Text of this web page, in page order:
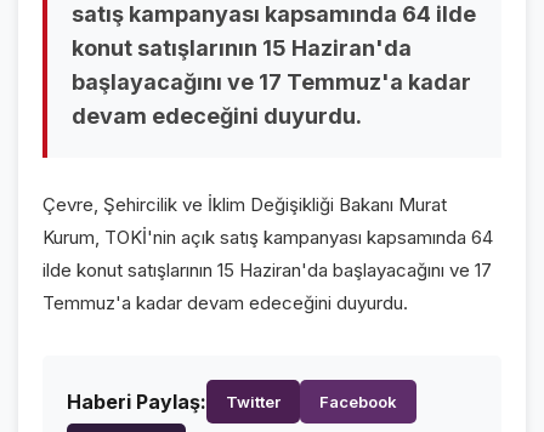
SON DAKİKA HABERLERİ
VİDEO GALERİ
FOTO GALERİ
VİDEO GALERİ
FOTO GALERİ
HAKKIMIZDA
satış kampanyası kapsamında 64 ilde
konut satışlarının 15 Haziran'da
başlayacağını ve 17 Temmuz'a kadar
devam edeceğini duyurdu.
Çevre, Şehircilik ve İklim Değişikliği Bakanı Murat
Kurum, TOKİ'nin açık satış kampanyası kapsamında 64
ilde konut satışlarının 15 Haziran'da başlayacağını ve 17
Temmuz'a kadar devam edeceğini duyurdu.
Haberi Paylaş: Twitter Facebook